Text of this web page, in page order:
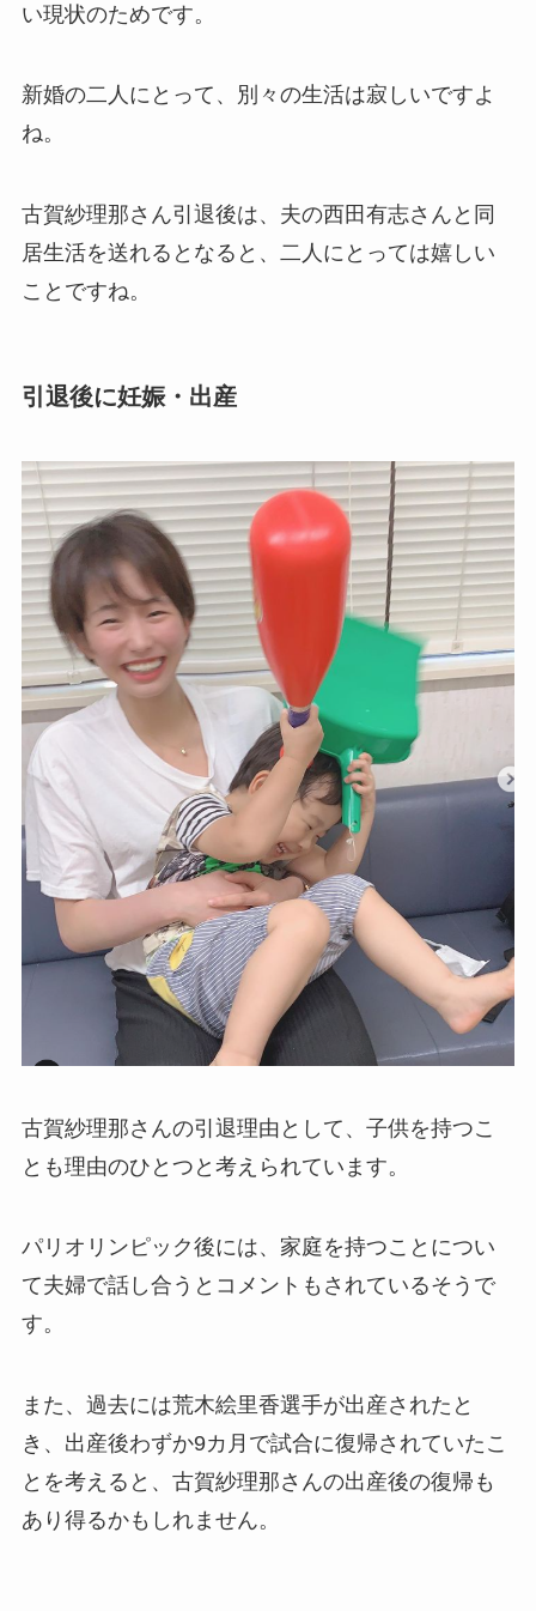
い現状のためです。
新婚の二人にとって、別々の生活は寂しいですよ
ね。
古賀紗理那さん引退後は、夫の西田有志さんと同
居生活を送れるとなると、二人にとっては嬉しい
ことですね。
引退後に妊娠・出産
古賀紗理那さんの引退理由として、子供を持つこ
とも理由のひとつと考えられています。
パリオリンピック後には、家庭を持つことについ
て夫婦で話し合うとコメントもされているそうで
す。
また、過去には荒木絵里香選手が出産されたと
き、出産後わずか9カ月で試合に復帰されていたこ
とを考えると、古賀紗理那さんの出産後の復帰も
あり得るかもしれません。